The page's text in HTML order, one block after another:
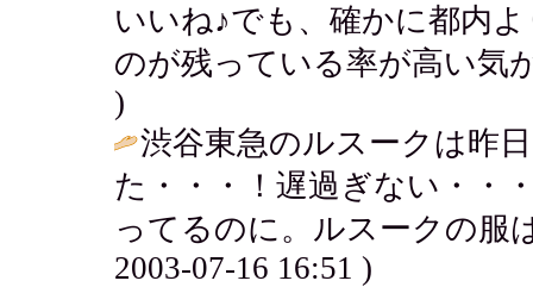
いいね♪でも、確かに都内
のが残っている率が高い気
)
渋谷東急のルスークは昨
た・・・！遅過ぎない・・
ってるのに。ルスークの
2003-07-16 16:51 )